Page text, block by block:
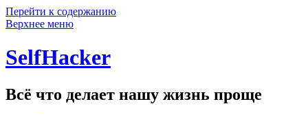
Перейти к содержанию
Верхнее меню
SelfHacker
Всё что делает нашу жизнь проще